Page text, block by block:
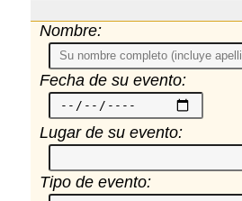
Nombre:
Fecha de su evento:
Lugar de su evento:
Tipo de evento: